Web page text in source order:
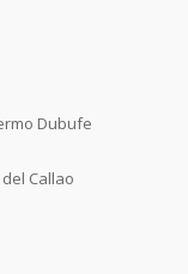
Dubufe
Callao